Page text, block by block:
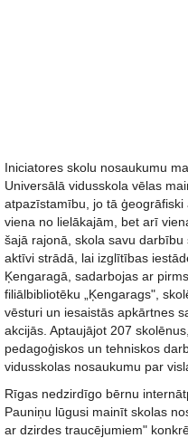
Iniciatores skolu nosaukumu
Universālā vidusskola vēlas
atpazīstamību, jo tā
viena no lielākajām, bet arī
šajā rajonā, skola savu
aktīvi strādā, lai izglītības
Ķengaragā, sadarbojas ar
filiālbibliotēku „Ķengarags",
vēsturi un iesaistās apkārtnes
akcijās. Aptaujājot 207
pedagoģiskos un tehniskos
vidusskolas nosaukumu par
Rīgas nedzirdīgo bērnu
Pauniņu lūgusi mainīt skolas
ar dzirdes traucējumiem"